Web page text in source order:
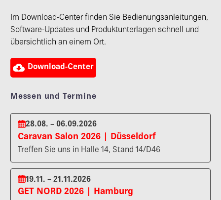
Im Download-Center finden Sie Bedienungsanleitungen,
Software-Updates und Produktunterlagen schnell und
übersichtlich an einem Ort.
 Download-Center
Messen und Termine
28.08. – 06.09.2026
Caravan Salon 2026 | Düsseldorf
Treffen Sie uns in Halle 14, Stand 14/D46
19.11. – 21.11.2026
GET NORD 2026 | Hamburg